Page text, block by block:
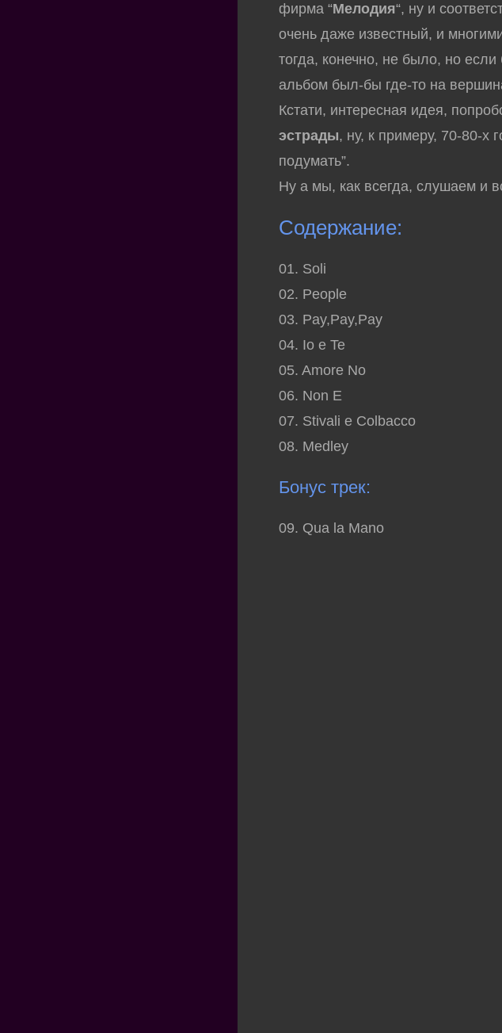
фирма “Мелодия“, ну и
очень даже известный, и
тогда, конечно, не было, но
альбом был-бы где-то на
Кстати, интересная идея,
эстрады, ну, к примеру, 70-80-х
подумать”.
Ну а мы, как всегда, слушаем и
Содержание:
01. Soli
02. People
03. Pay,Pay,Pay
04. Io e Te
05. Amore No
06. Non E
07. Stivali e Colbacco
08. Medley
Бонус трек:
09. Qua la Mano